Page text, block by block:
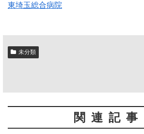
東埼玉総合病院
未分類
関連記事